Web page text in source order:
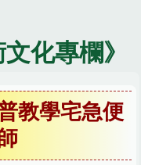
化專欄》
教學宅急便